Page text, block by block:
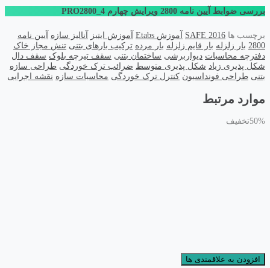
بررسی ضوابط آیین نامه 2800 ویرایش چهارم PRO2800_4
برچسب ها SAFE 2016 آموزش Etabs آموزش ایتبز آنالیز سازه
آیین نامه
2800 بار زلزله بار قایم زلزله بار مرده ترکیب بارهای بتنی تنش مجاز خاک
دفترچه محاسبات دیواربرشی ساختمان بتنی سقف تیرچه بلوک سقف دال
شکل پذیری زیاد شکل پذیری متوسط ضرائب ترک خوردگی طراحی سازه
بتنی طراحی فونداسیون کنترل ترک خوردگی محاسبات سازه نقشه اجرایی
موارد مرتبط
50%تخفیف
افزودن به علاقمندی ها